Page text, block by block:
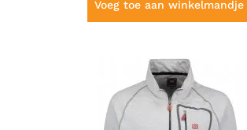
Voeg toe aan winkelmandje